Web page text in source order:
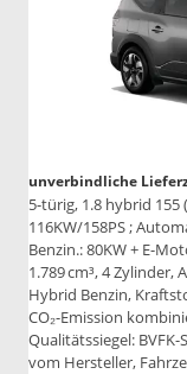
unverbindliche
5-türig, 1.8 hybrid 155
116KW/158PS ;
Benzin.: 80KW + E-
1.789 cm³, 4
Hybrid Benzin,
CO₂-Emission
Qualitätssiegel:
vom Hersteller,